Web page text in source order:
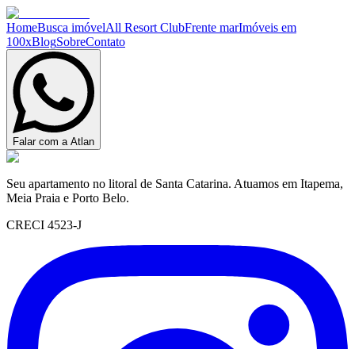
HomeBusca imóvelAll Resort ClubFrente marImóveis em
100xBlogSobreContato
Falar com a Atlan
Seu apartamento no litoral de Santa Catarina. Atuamos em Itapema,
Meia Praia e Porto Belo.
CRECI 4523-J